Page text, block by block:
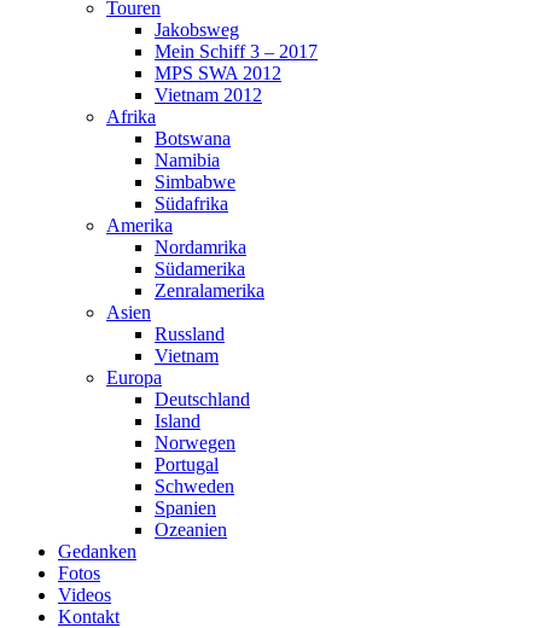
Touren
Jakobsweg
Mein Schiff 3 – 2017
MPS SWA 2012
Vietnam 2012
Afrika
Botswana
Namibia
Simbabwe
Südafrika
Amerika
Nordamrika
Südamerika
Zenralamerika
Asien
Russland
Vietnam
Europa
Deutschland
Island
Norwegen
Portugal
Schweden
Spanien
Ozeanien
Gedanken
Fotos
Videos
Kontakt